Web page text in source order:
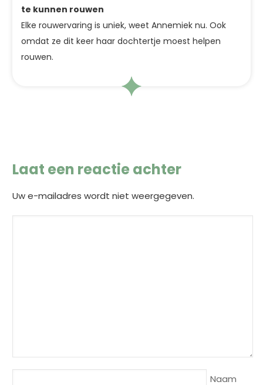
te kunnen rouwen
Elke rouwervaring is uniek, weet Annemiek nu. Ook
omdat ze dit keer haar dochtertje moest helpen
rouwen.
Laat een reactie achter
Uw e-mailadres wordt niet weergegeven.
Naam